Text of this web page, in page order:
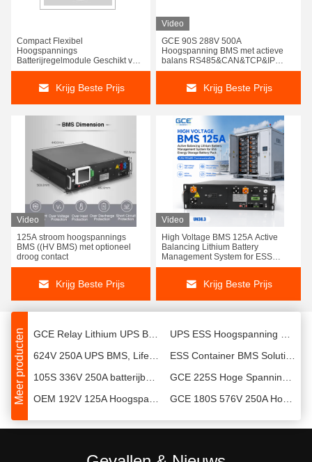
Compact Flexibel
Hoogspannings
Batterijregelmodule Geschikt voor
Integratie in Hybride Elektrische
Krijg Beste Prijs
Video
GCE 90S 288V 500A
Hoogspanning BMS met actieve
balans RS485&CAN&TCP&IP
Communicatie Interface
Krijg Beste Prijs
Video
125A stroom hoogspannings
BMS ((HV BMS) met optioneel
droog contact
Krijg Beste Prijs
Video
High Voltage BMS 125A Active
Balancing Lithium Battery
Management System for ESS
BESS Energy Storage Battery Rack
Krijg Beste Prijs
Meer producten
GCE 38S 120V 100A Smart Bms Lifepo4 W410xH232xD128cm Efficiënt
63S Lithiumbatterijbeheersysteem Bms 208V 50A alles in één
GCE Relay Lithium UPS Battery Management System HV 720V DC 500A
UPS ESS Hoogspanning BMS 160S 512V 400A 500A Met CANBUS RS485
624V 250A UPS BMS, Lifepo4 Lithium Battery Management System Met 15S BMU
ESS Container BMS Solution, 256V 250A Lithium Battery Management System
105S 336V 250A batterijbeheersysteem BMS voor LFP NCM LTO BESS UPS
GCE 225S Hoge Spanning Bms 720V 160A 15S BMU voor energieopslag UPS
OEM 192V 125A Hoogspanning BMS Bess Battery Energy Storage System
GCE 180S 576V 250A Hoogspanningsmaster BMS met relaiscontactor
GCE Lithium Ion Battery Bms 75S 250A 240V Relaisoplossing Hoogspanning
GCE 150S 480V 250A hoogspanningsbatterijbeheersysteem met 15S BMU
GCE 528V 250A Relay high voltage BMS(HV BMS) lifepo4 Met 15S BMU 16S BMU
Rs485 Master Slave BMS, 210S 672V 250A Lifepo4 Batterijbeheersysteem